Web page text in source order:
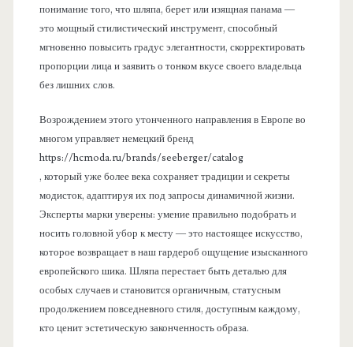
понимание того, что шляпа, берет или изящная панама —
это мощный стилистический инструмент, способный
мгновенно повысить градус элегантности, скорректировать
пропорции лица и заявить о тонком вкусе своего владельца
без лишних слов.
Возрождением этого утонченного направления в Европе во
многом управляет немецкий бренд
https://hcmoda.ru/brands/seeberger/catalog
, который уже более века сохраняет традиции и секреты
модисток, адаптируя их под запросы динамичной жизни.
Эксперты марки уверены: умение правильно подобрать и
носить головной убор к месту — это настоящее искусство,
которое возвращает в наш гардероб ощущение изысканного
европейского шика. Шляпа перестает быть деталью для
особых случаев и становится органичным, статусным
продолжением повседневного стиля, доступным каждому,
кто ценит эстетическую законченность образа.